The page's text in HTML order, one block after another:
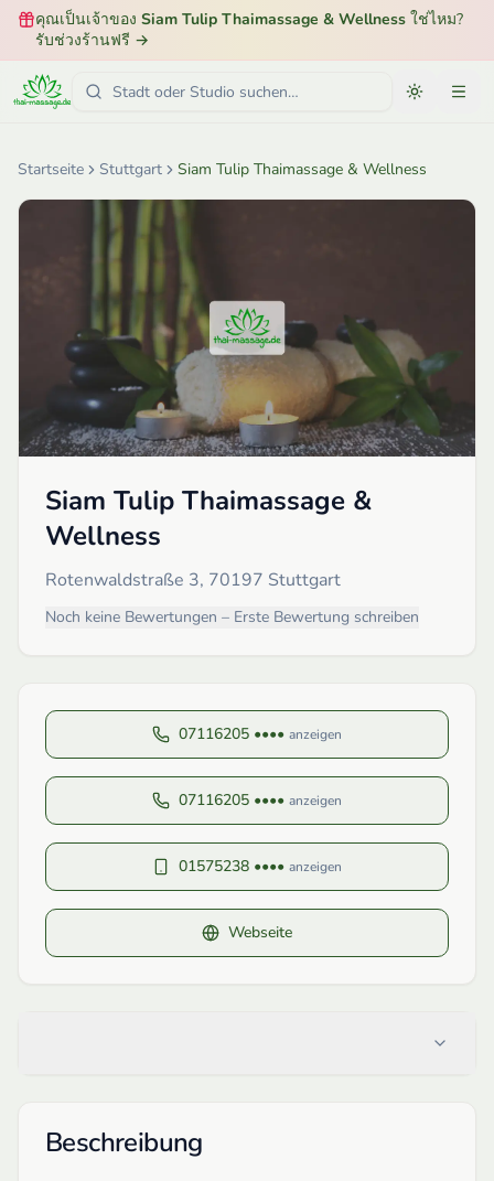
คุณเป็นเจ้าของ Siam Tulip Thaimassage & Wellness ใช่ไหม?
รับช่วงร้านฟรี →
Startseite Stuttgart Siam Tulip Thaimassage & Wellness
Siam Tulip Thaimassage &
Wellness
Rotenwaldstraße 3, 70197 Stuttgart
Noch keine Bewertungen – Erste Bewertung schreiben
07116205 •••• anzeigen
07116205 •••• anzeigen
01575238 •••• anzeigen
Webseite
Beschreibung